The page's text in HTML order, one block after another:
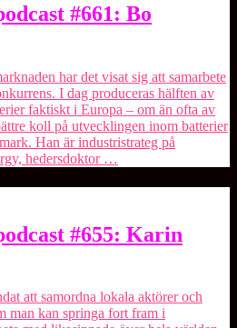
#661: Bo
har det visat sig att samarbete
I dag produceras hälften av
faktiskt i Europa – om än ofta av
koll på utvecklingen inom batterier
Han är industristrateg på
hedersdoktor …
#655: Karin
att samordna lokala aktörer och
man kan springa fort fram i